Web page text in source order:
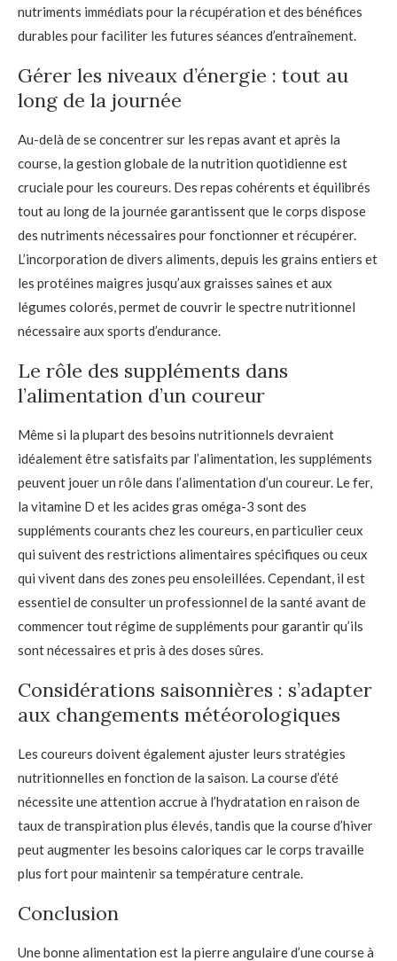
nutriments immédiats pour la récupération et des bénéfices
durables pour faciliter les futures séances d’entraînement.
Gérer les niveaux d’énergie : tout au
long de la journée
Au-delà de se concentrer sur les repas avant et après la
course, la gestion globale de la nutrition quotidienne est
cruciale pour les coureurs. Des repas cohérents et équilibrés
tout au long de la journée garantissent que le corps dispose
des nutriments nécessaires pour fonctionner et récupérer.
L’incorporation de divers aliments, depuis les grains entiers et
les protéines maigres jusqu’aux graisses saines et aux
légumes colorés, permet de couvrir le spectre nutritionnel
nécessaire aux sports d’endurance.
Le rôle des suppléments dans
l’alimentation d’un coureur
Même si la plupart des besoins nutritionnels devraient
idéalement être satisfaits par l’alimentation, les suppléments
peuvent jouer un rôle dans l’alimentation d’un coureur. Le fer,
la vitamine D et les acides gras oméga-3 sont des
suppléments courants chez les coureurs, en particulier ceux
qui suivent des restrictions alimentaires spécifiques ou ceux
qui vivent dans des zones peu ensoleillées. Cependant, il est
essentiel de consulter un professionnel de la santé avant de
commencer tout régime de suppléments pour garantir qu’ils
sont nécessaires et pris à des doses sûres.
Considérations saisonnières : s’adapter
aux changements météorologiques
Les coureurs doivent également ajuster leurs stratégies
nutritionnelles en fonction de la saison. La course d’été
nécessite une attention accrue à l’hydratation en raison de
taux de transpiration plus élevés, tandis que la course d’hiver
peut augmenter les besoins caloriques car le corps travaille
plus fort pour maintenir sa température centrale.
Conclusion
Une bonne alimentation est la pierre angulaire d’une course à